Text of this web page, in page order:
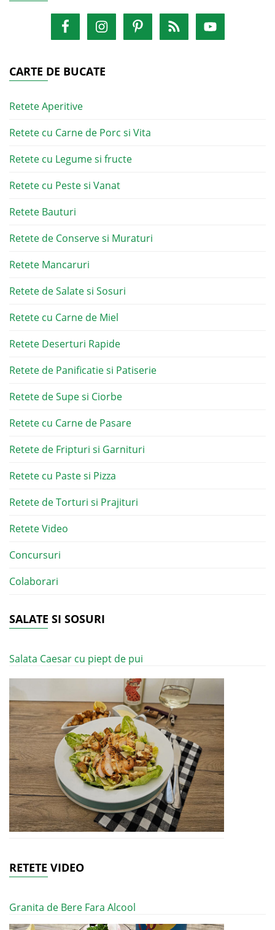
CARTE DE BUCATE
Retete Aperitive
Retete cu Carne de Porc si Vita
Retete cu Legume si fructe
Retete cu Peste si Vanat
Retete Bauturi
Retete de Conserve si Muraturi
Retete Mancaruri
Retete de Salate si Sosuri
Retete cu Carne de Miel
Retete Deserturi Rapide
Retete de Panificatie si Patiserie
Retete de Supe si Ciorbe
Retete cu Carne de Pasare
Retete de Fripturi si Garnituri
Retete cu Paste si Pizza
Retete de Torturi si Prajituri
Retete Video
Concursuri
Colaborari
SALATE SI SOSURI
Salata Caesar cu piept de pui
RETETE VIDEO
Granita de Bere Fara Alcool